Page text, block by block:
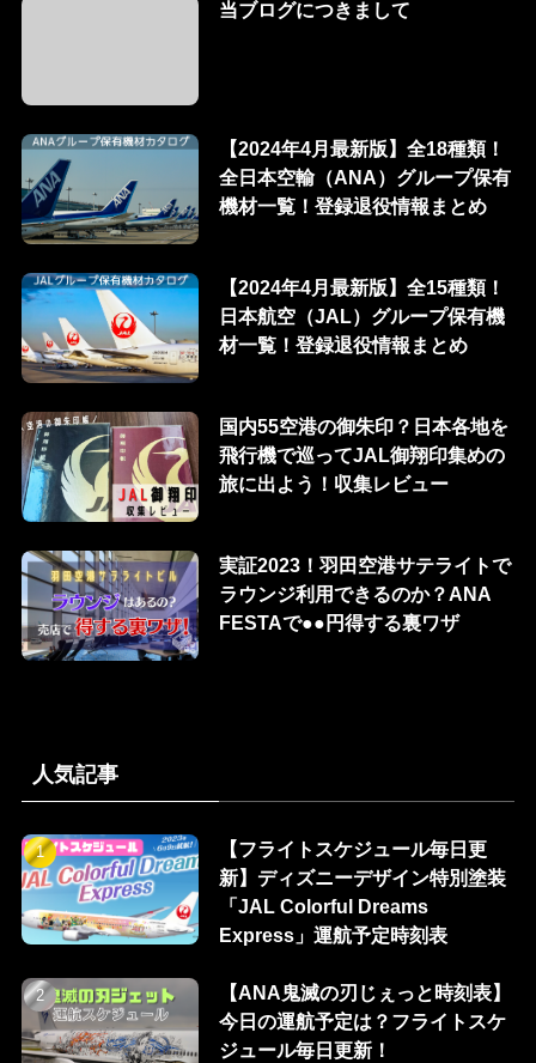
当ブログにつきまして
【2024年4月最新版】全18種類！
全日本空輸（ANA）グループ保有
機材一覧！登録退役情報まとめ
【2024年4月最新版】全15種類！
日本航空（JAL）グループ保有機
材一覧！登録退役情報まとめ
国内55空港の御朱印？日本各地を
飛行機で巡ってJAL御翔印集めの
旅に出よう！収集レビュー
実証2023！羽田空港サテライトで
ラウンジ利用できるのか？ANA
FESTAで●●円得する裏ワザ
人気記事
【フライトスケジュール毎日更
新】ディズニーデザイン特別塗装
「JAL Colorful Dreams
Express」運航予定時刻表
【ANA鬼滅の刃じぇっと時刻表】
今日の運航予定は？フライトスケ
ジュール毎日更新！